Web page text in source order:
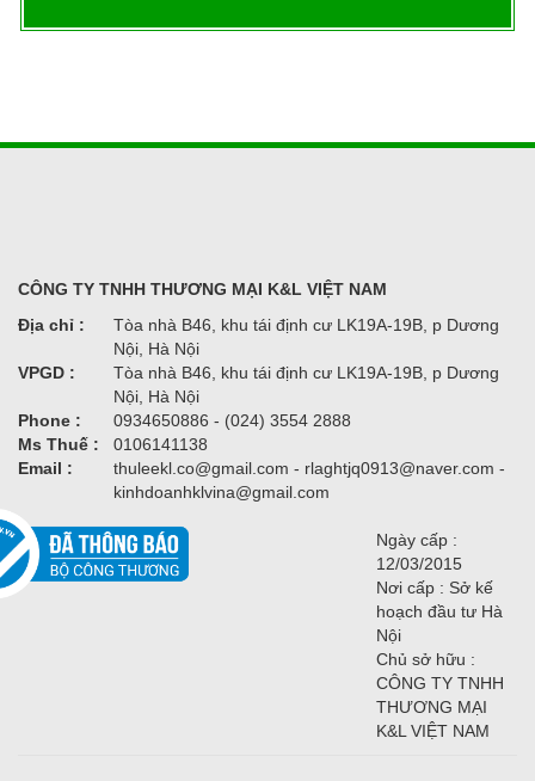
CÔNG TY TNHH THƯƠNG MẠI K&L VIỆT NAM
Địa chỉ :
Tòa nhà B46, khu tái định cư LK19A-19B, p Dương
Nội, Hà Nội
VPGD :
Tòa nhà B46, khu tái định cư LK19A-19B, p Dương
Nội, Hà Nội
Phone :
0934650886 - (024) 3554 2888
Ms Thuế :
0106141138
Email :
thuleekl.co@gmail.com - rlaghtjq0913@naver.com -
kinhdoanhklvina@gmail.com
Ngày cấp :
12/03/2015
Nơi cấp : Sở kế
hoạch đầu tư Hà
Nội
Chủ sở hữu :
CÔNG TY TNHH
THƯƠNG MẠI
K&L VIỆT NAM